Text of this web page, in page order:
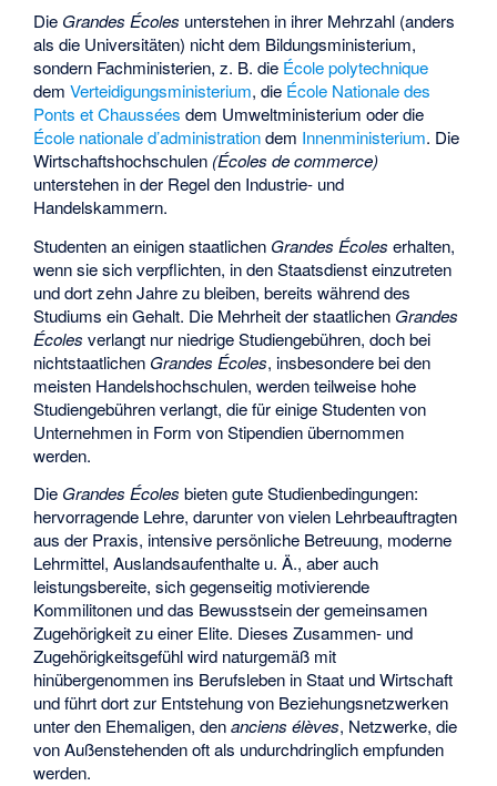
Die Grandes Écoles unterstehen in ihrer Mehrzahl (anders
als die Universitäten) nicht dem Bildungsministerium,
sondern Fachministerien, z. B. die École polytechnique
demVerteidigungsministerium, die École Nationale des
Ponts et Chaussées dem Umweltministerium oder die
École nationale d’administrationdem Innenministerium. Die
Wirtschaftshochschulen (Écoles de commerce)
unterstehen in der Regel den Industrie- und
Handelskammern.
Studenten an einigen staatlichen Grandes Écoles erhalten,
wenn sie sich verpflichten, in den Staatsdienst einzutreten
und dort zehn Jahre zu bleiben, bereits während des
Studiums ein Gehalt. Die Mehrheit der staatlichen Grandes
Écoles verlangt nur niedrige Studiengebühren, doch bei
nichtstaatlichen Grandes Écoles, insbesondere bei den
meisten Handelshochschulen, werden teilweise hohe
Studiengebühren verlangt, die für einige Studenten von
Unternehmen in Form von Stipendien übernommen
werden.
Die Grandes Écoles bieten gute Studienbedingungen:
hervorragende Lehre, darunter von vielen Lehrbeauftragten
aus der Praxis, intensive persönliche Betreuung, moderne
Lehrmittel, Auslandsaufenthalte u. Ä., aber auch
leistungsbereite, sich gegenseitig motivierende
Kommilitonen und das Bewusstsein der gemeinsamen
Zugehörigkeit zu einer Elite. Dieses Zusammen- und
Zugehörigkeitsgefühl wird naturgemäß mit
hinübergenommen ins Berufsleben in Staat und Wirtschaft
und führt dort zur Entstehung von Beziehungsnetzwerken
unter den Ehemaligen, denanciens élèves, Netzwerke, die
von Außenstehenden oft als undurchdringlich empfunden
werden.